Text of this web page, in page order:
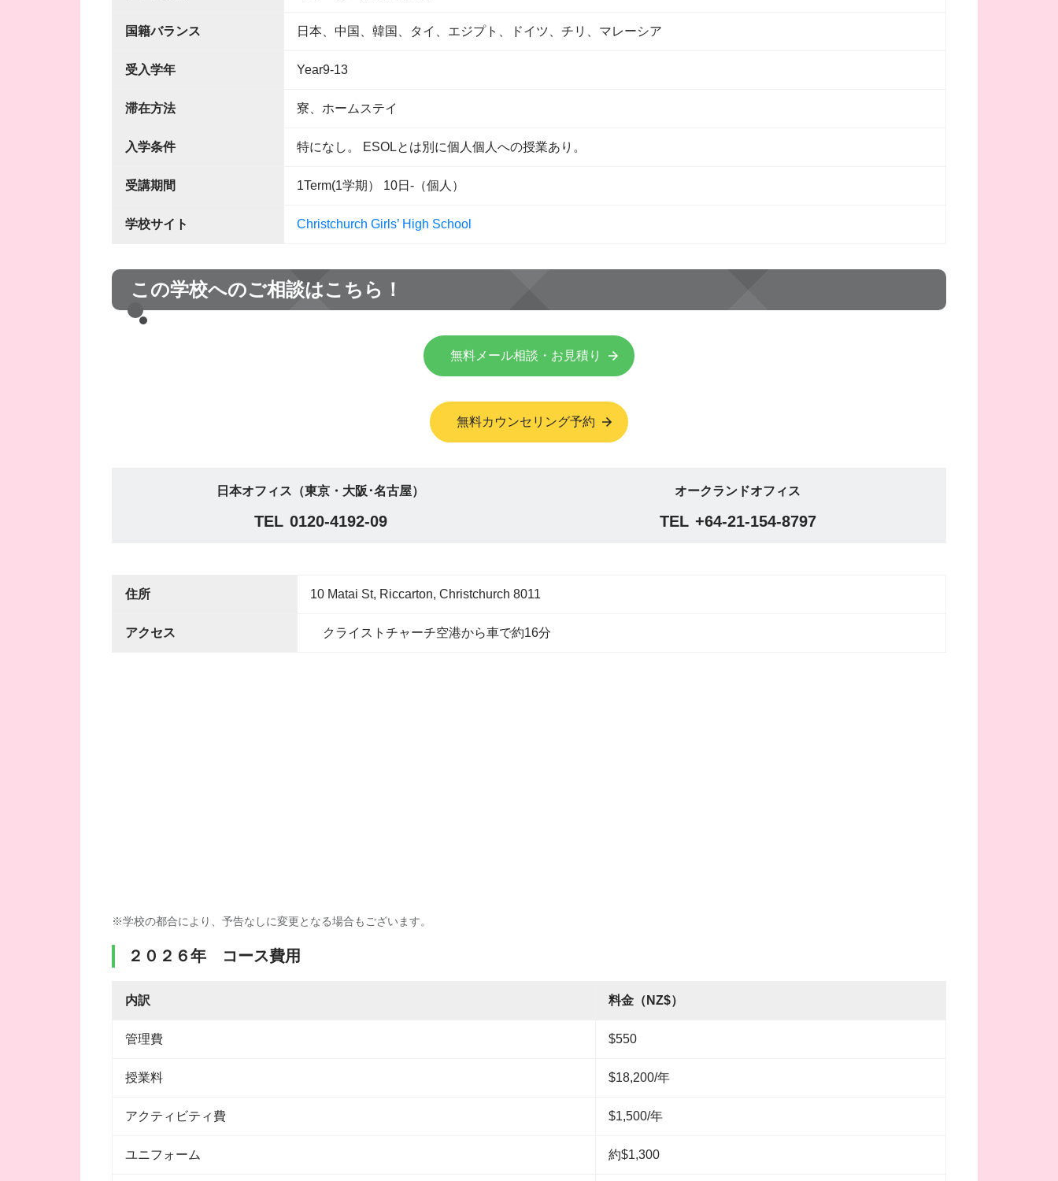
国籍バランス 日本、中国、韓国、タイ、エジプト、ドイツ、チリ、マレーシア
受入学年 Year9-13
滞在方法 寮、ホームステイ
入学条件 特になし。 ESOLとは別に個人個人への授業あり。
受講期間 1Term(1学期） 10日-（個人）
学校サイト Christchurch Girls’ High School
この学校へのご相談はこちら！
無料メール相談・お見積り
無料カウンセリング予約
日本オフィス（東京・大阪･名古屋）
TEL 0120-4192-09
オークランドオフィス
TEL +64-21-154-8797
住所 10 Matai St, Riccarton, Christchurch 8011
アクセス クライストチャーチ空港から車で約16分
※学校の都合により、予告なしに変更となる場合もございます。
２０２６年 コース費用
内訳 料金（NZ$）
管理費 $550
授業料 $18,200/年
アクティビティ費 $1,500/年
ユニフォーム 約$1,300